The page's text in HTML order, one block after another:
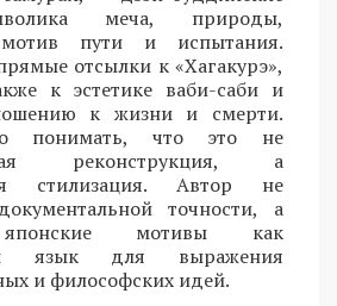
меча, природы,
мотив пути и испытания.
отсылки к «Хагакурэ»,
к эстетике ваби-саби и
к жизни и смерти.
понимать, что это не
реконструкция, а
стилизация. Автор не
точности, а
японские мотивы как
язык для выражения
и философских идей.